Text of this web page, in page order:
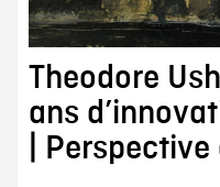
Theodore
ans
|